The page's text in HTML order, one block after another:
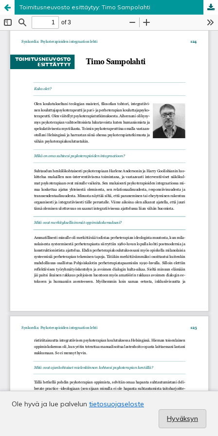
Toimitusneuvosto esittäytyy: Timo Sampolahti
Ole hyvä ja lue palvelun tietosuojaseloste
Hyväksyn
Palvelua ylläpitääTieteellisten seurain valtuuskunta